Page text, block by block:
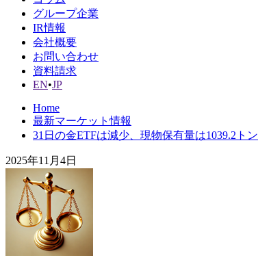
グループ企業
IR情報
会社概要
お問い合わせ
資料請求
EN•JP
Home
最新マーケット情報
31日の金ETFは減少、現物保有量は1039.2トン
2025年11月4日